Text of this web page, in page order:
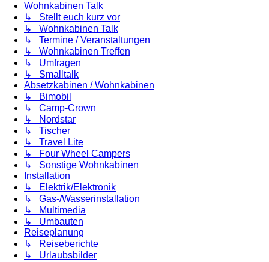
Wohnkabinen Talk
↳ Stellt euch kurz vor
↳ Wohnkabinen Talk
↳ Termine / Veranstaltungen
↳ Wohnkabinen Treffen
↳ Umfragen
↳ Smalltalk
Absetzkabinen / Wohnkabinen
↳ Bimobil
↳ Camp-Crown
↳ Nordstar
↳ Tischer
↳ Travel Lite
↳ Four Wheel Campers
↳ Sonstige Wohnkabinen
Installation
↳ Elektrik/Elektronik
↳ Gas-/Wasserinstallation
↳ Multimedia
↳ Umbauten
Reiseplanung
↳ Reiseberichte
↳ Urlaubsbilder